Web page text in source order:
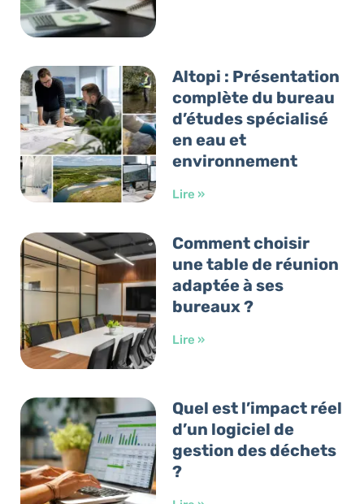
Altopi : Présentation
complète du bureau
d’études spécialisé
en eau et
environnement
Lire »
Comment choisir
une table de réunion
adaptée à ses
bureaux ?
Lire »
Quel est l’impact réel
d’un logiciel de
gestion des déchets
?